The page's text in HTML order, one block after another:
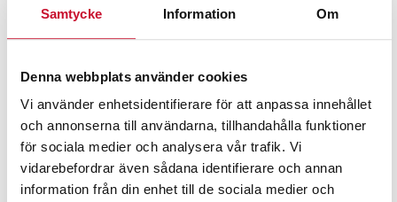
Samtycke Information Om
Denna webbplats använder cookies
Vi använder enhetsidentifierare för att anpassa innehållet
och annonserna till användarna, tillhandahålla funktioner
för sociala medier och analysera vår trafik. Vi
vidarebefordrar även sådana identifierare och annan
information från din enhet till de sociala medier och